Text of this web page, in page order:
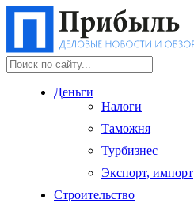
Деньги
Налоги
Таможня
Турбизнес
Экспорт, импорт
Строительство